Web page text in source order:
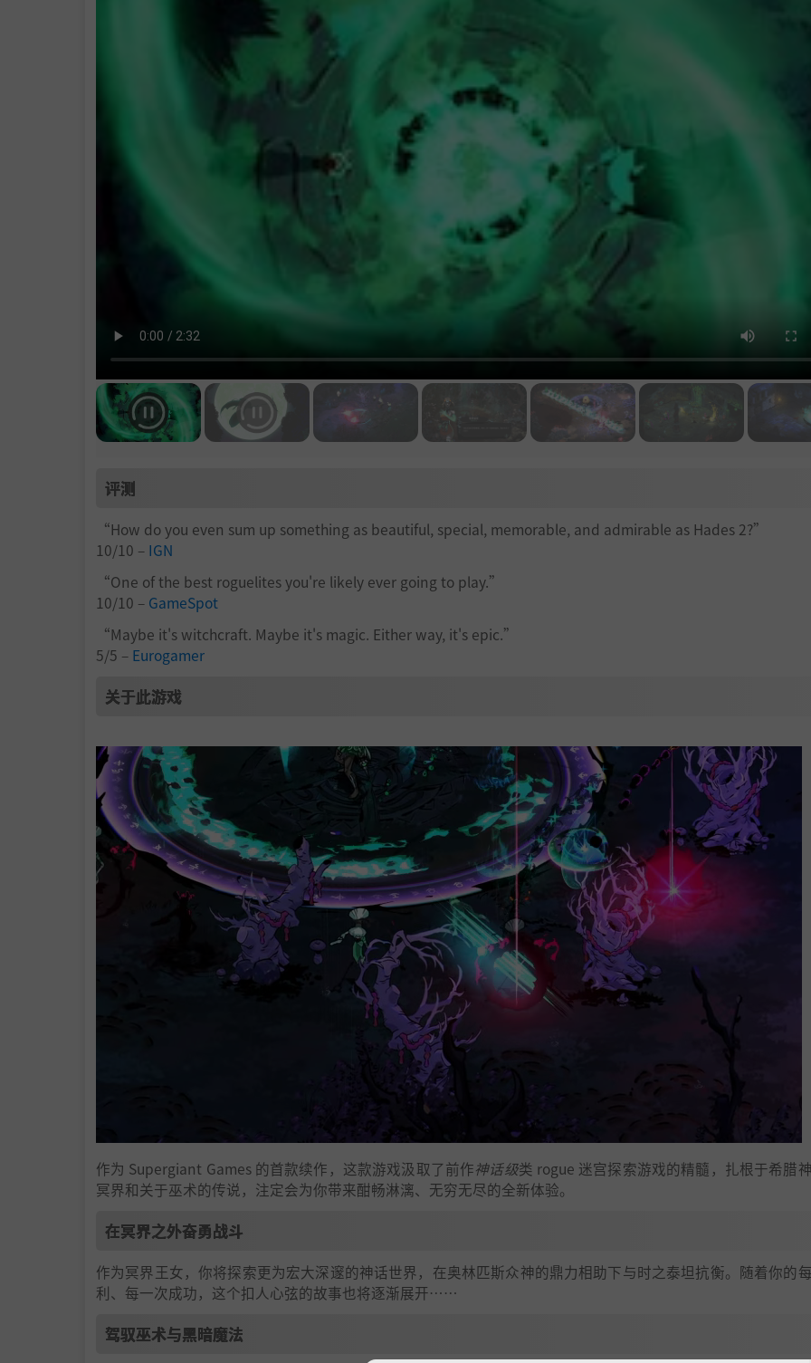
评测
“How do you even sum up something as beautiful, special, memorable, and admirable as Hades 2?”
10/10 – IGN
“One of the best roguelites you're likely ever going to play.”
10/10 – GameSpot
“Maybe it's witchcraft. Maybe it's magic. Either way, it's epic.”
5/5 – Eurogamer
关于此游戏
作为 Supergiant Games 的首款续作，这款游戏汲取了前作神话级类 rogue 迷宫探索游戏的精髓，扎根于希腊
冥界和关于巫术的传说，注定会为你带来酣畅淋漓、无穷无尽的全新体验。
在冥界之外奋勇战斗
作为冥界王女，你将探索更为宏大深邃的神话世界，在奥林匹斯众神的鼎力相助下与时之泰坦抗衡。随着你的
利、每一次成功，这个扣人心弦的故事也将逐渐展开……
驾驭巫术与黑暗魔法